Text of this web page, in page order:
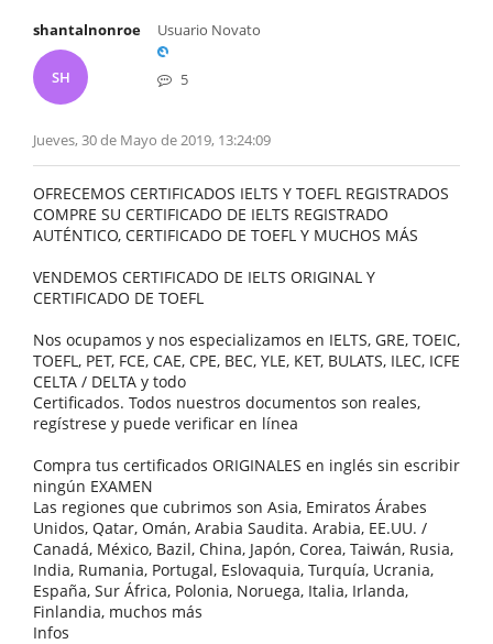
shantalnonroe
SH
Usuario Novato
5
Jueves, 30 de Mayo de 2019, 13:24:09
OFRECEMOS CERTIFICADOS IELTS Y TOEFL REGISTRADOS
COMPRE SU CERTIFICADO DE IELTS REGISTRADO
AUTÉNTICO, CERTIFICADO DE TOEFL Y MUCHOS MÁS
VENDEMOS CERTIFICADO DE IELTS ORIGINAL Y
CERTIFICADO DE TOEFL
Nos ocupamos y nos especializamos en IELTS, GRE, TOEIC,
TOEFL, PET, FCE, CAE, CPE, BEC, YLE, KET, BULATS, ILEC, ICFE
CELTA / DELTA y todo
Certificados. Todos nuestros documentos son reales,
regístrese y puede verificar en línea
Compra tus certificados ORIGINALES en inglés sin escribir
ningún EXAMEN
Las regiones que cubrimos son Asia, Emiratos Árabes
Unidos, Qatar, Omán, Arabia Saudita. Arabia, EE.UU. /
Canadá, México, Bazil, China, Japón, Corea, Taiwán, Rusia,
India, Rumania, Portugal, Eslovaquia, Turquía, Ucrania,
España, Sur África, Polonia, Noruega, Italia, Irlanda,
Finlandia, muchos más
Infos